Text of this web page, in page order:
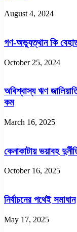
August 4, 2024
গণ-অভ্যুত্থান কি
October 25, 2024
অবিশ্বাস্য ঋণ
কম
March 16, 2025
কেনাকাটায় ভয়াবহ
October 16, 2025
নির্বাচনের পথেই সমাধান
May 17, 2025